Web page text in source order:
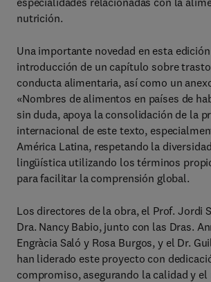
nutrición.
Una importante novedad en esta
introducción de un capítulo sobre
conducta alimentaria, así como un
«Nombres de alimentos en países de
sin duda, apoya la consolidación de la
internacional de este texto,
América Latina, respetando la
lingüística utilizando los términos
para facilitar la compren­sión global.
Los directores de la obra, el Prof. Jordi
Dra. Nancy Babio, junto con las Dras.
Engràcia Saló y Rosa Burgos, y el Dr.
han liderado este proyecto con
compromiso, asegurando la calidad y